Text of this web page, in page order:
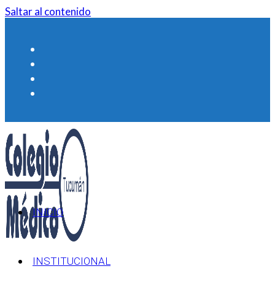
Saltar al contenido
INICIO
INSTITUCIONAL